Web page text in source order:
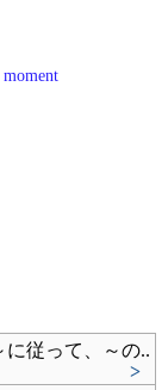
moment
従って、～の..
>